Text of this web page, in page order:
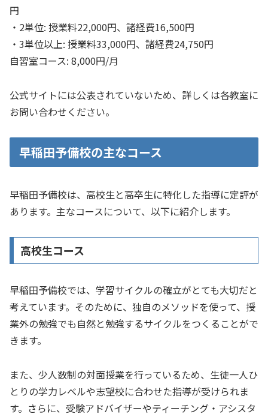
円
・2単位: 授業料22,000円、諸経費16,500円
・3単位以上: 授業料33,000円、諸経費24,750円
自習室コース: 8,000円/月
公式サイトには公表されていないため、詳しくは各教室に
お問い合わせください。
早稲田予備校の主なコース
早稲田予備校は、高校生と高卒生に特化した指導に定評が
あります。主なコースについて、以下に紹介します。
高校生コース
早稲田予備校では、学習サイクルの確立がとても大切だと
考えています。そのために、独自のメソッドを使って、授
業外の勉強でも自然と勉強するサイクルをつくることがで
きます。
また、少人数制の対面授業を行っているため、生徒一人ひ
とりの学力レベルや志望校に合わせた指導が受けられま
す。さらに、受験アドバイザーやティーチング・アシスタ